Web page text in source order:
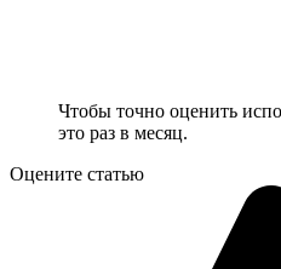
Чтобы точно оценить
это раз в месяц.
Оцените статью